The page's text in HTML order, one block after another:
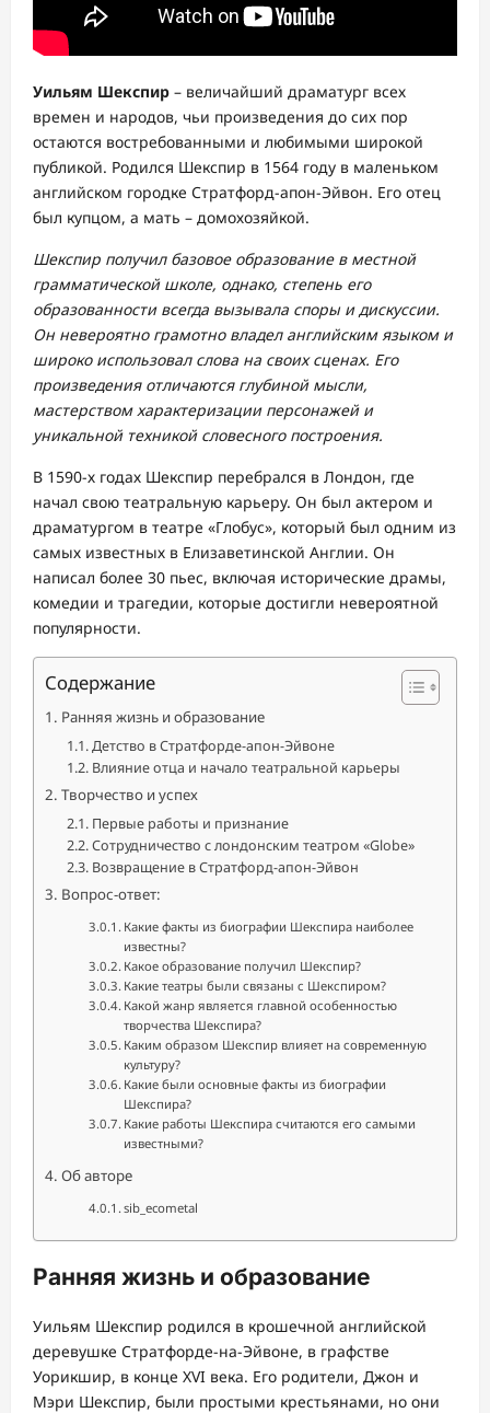
Уильям Шекспир – величайший драматург всех
времен и народов, чьи произведения до сих пор
остаются востребованными и любимыми широкой
публикой. Родился Шекспир в 1564 году в маленьком
английском городке Стратфорд-апон-Эйвон. Его отец
был купцом, а мать – домохозяйкой.
Шекспир получил базовое образование в местной
грамматической школе, однако, степень его
образованности всегда вызывала споры и дискуссии.
Он невероятно грамотно владел английским языком и
широко использовал слова на своих сценах. Его
произведения отличаются глубиной мысли,
мастерством характеризации персонажей и
уникальной техникой словесного построения.
В 1590-х годах Шекспир перебрался в Лондон, где
начал свою театральную карьеру. Он был актером и
драматургом в театре «Глобус», который был одним из
самых известных в Елизаветинской Англии. Он
написал более 30 пьес, включая исторические драмы,
комедии и трагедии, которые достигли невероятной
популярности.
Содержание
Ранняя жизнь и образование
Детство в Стратфорде-апон-Эйвоне
Влияние отца и начало театральной карьеры
Творчество и успех
Первые работы и признание
Сотрудничество с лондонским театром «Globe»
Возвращение в Стратфорд-апон-Эйвон
Вопрос-ответ:
Какие факты из биографии Шекспира наиболее
известны?
Какое образование получил Шекспир?
Какие театры были связаны с Шекспиром?
Какой жанр является главной особенностью
творчества Шекспира?
Каким образом Шекспир влияет на современную
культуру?
Какие были основные факты из биографии
Шекспира?
Какие работы Шекспира считаются его самыми
известными?
Об авторе
sib_ecometal
Ранняя жизнь и образование
Уильям Шекспир родился в крошечной английской
деревушке Стратфорде-на-Эйвоне, в графстве
Уорикшир, в конце XVI века. Его родители, Джон и
Мэри Шекспир, были простыми крестьянами, но они